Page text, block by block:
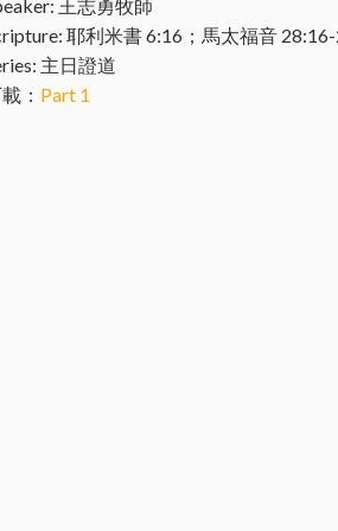
王志勇牧師
耶利米書 6:16；馬太福音
主日證道
： Part 1